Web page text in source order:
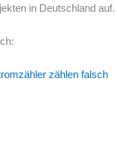
in Deutschland auf.
zählen falsch